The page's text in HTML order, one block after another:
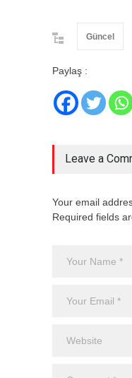
Güncel
Paylaş :
Leave a
Your email
Required fields